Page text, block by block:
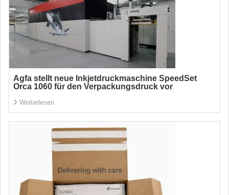
Agfa stellt neue Inkjetdruckmaschine SpeedSet
Orca 1060 für den Verpackungsdruck vor
Weiterlesen